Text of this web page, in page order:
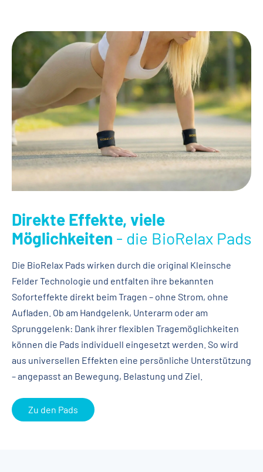
Direkte Effekte, viele
Möglichkeiten - die BioRelax Pads
Die BioRelax Pads wirken durch die original Kleinsche
Felder Technologie und entfalten ihre bekannten
Soforteffekte direkt beim Tragen – ohne Strom, ohne
Aufladen. Ob am Handgelenk, Unterarm oder am
Sprunggelenk: Dank ihrer flexiblen Tragemöglichkeiten
können die Pads individuell eingesetzt werden. So wird
aus universellen Effekten eine persönliche Unterstützung
– angepasst an Bewegung, Belastung und Ziel.
Zu den Pads